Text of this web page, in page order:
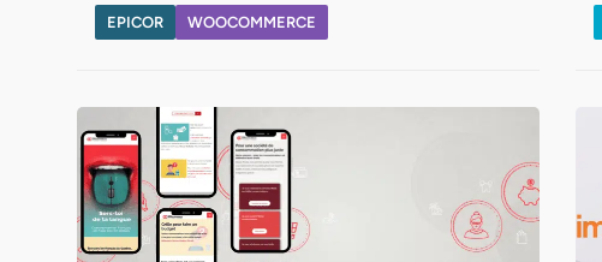
EPICOR WOOCOMMERCE